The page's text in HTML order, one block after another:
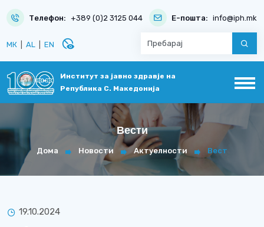
Телефон: +389 (0)2 3125 044 Е-пошта: info@iph.mk
МК AL EN disabled_visible
Институт за јавно здравје на
Република С. Македонија
Вести
Дома Новости Актуелности Вест
19.10.2024